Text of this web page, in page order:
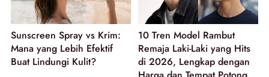
Sunscreen Spray vs Krim:
Mana yang Lebih Efektif
Buat Lindungi Kulit?
10 Tren Model Rambut
Remaja Laki-Laki yang Hits
di 2026, Lengkap dengan